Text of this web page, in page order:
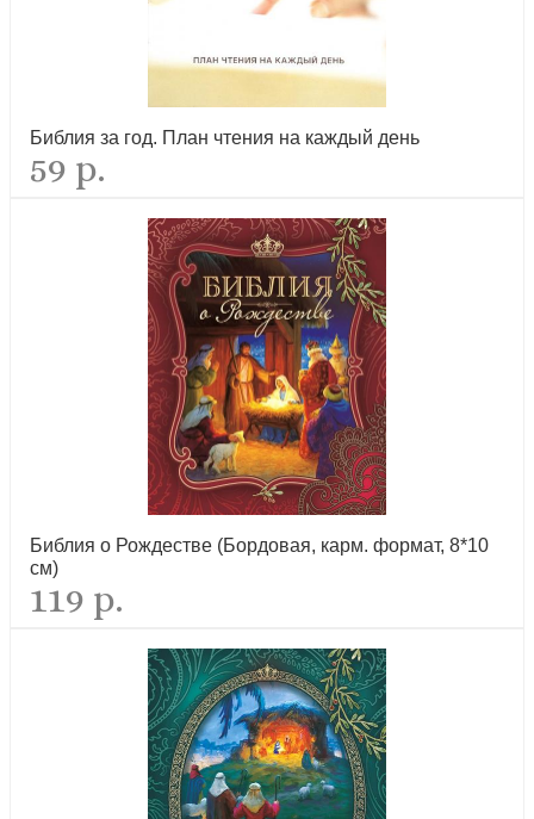
Жизнеописание. Избранные письма. 2-е изд
рекомендуем
Жить вместе. Письма братству Финкенвальде
Библия за год. План чтения на каждый день
59 р.
Библия о Рождестве (Бордовая, карм. формат, 8*10
см)
119 р.